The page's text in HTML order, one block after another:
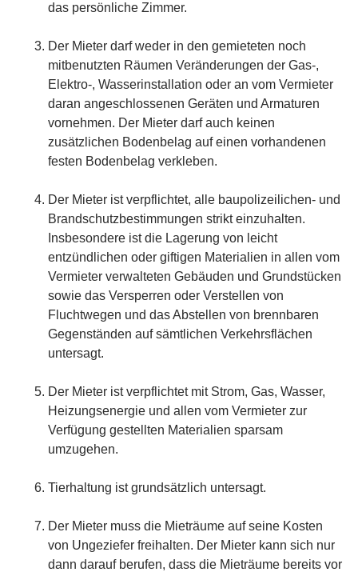
das persönliche Zimmer.
Der Mieter darf weder in den gemieteten noch
mitbenutzten Räumen Veränderungen der Gas-,
Elektro-, Wasserinstallation oder an vom Vermieter
daran angeschlossenen Geräten und Armaturen
vornehmen. Der Mieter darf auch keinen
zusätzlichen Bodenbelag auf einen vorhandenen
festen Bodenbelag verkleben.
Der Mieter ist verpflichtet, alle baupolizeilichen- und
Brandschutzbestimmungen strikt einzuhalten.
Insbesondere ist die Lagerung von leicht
entzündlichen oder giftigen Materialien in allen vom
Vermieter verwalteten Gebäuden und Grundstücken
sowie das Versperren oder Verstellen von
Fluchtwegen und das Abstellen von brennbaren
Gegenständen auf sämtlichen Verkehrsflächen
untersagt.
Der Mieter ist verpflichtet mit Strom, Gas, Wasser,
Heizungsenergie und allen vom Vermieter zur
Verfügung gestellten Materialien sparsam
umzugehen.
Tierhaltung ist grundsätzlich untersagt.
Der Mieter muss die Mieträume auf seine Kosten
von Ungeziefer freihalten. Der Mieter kann sich nur
dann darauf berufen, dass die Mieträume bereits vor